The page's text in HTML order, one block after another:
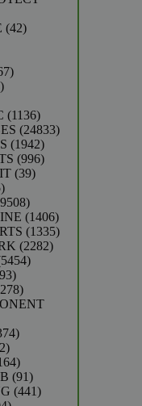
4242
967
52464
11361136
producten
2483324833
19421942
producten
996996
3939
1565
producten
95089508
producten
14061406
producten
13351335
22822282
54545454
1493
producten
2278
producten
374
42
producten
164
producten
9191
producten
441441